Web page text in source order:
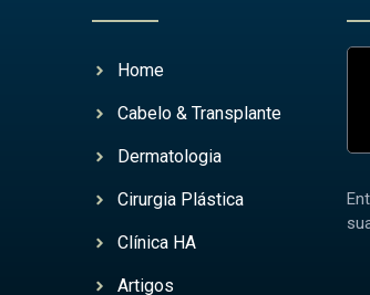
Home
Cabelo & Transplante
Dermatologia
Cirurgia Plástica
Clínica HA
Artigos